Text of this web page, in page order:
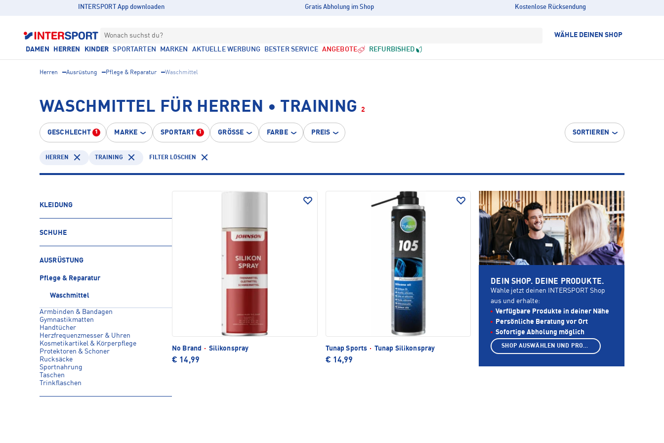
INTERSPORT App downloaden Gratis Abholung im Shop Kostenlose Rücksendung
Wonach suchst du? WÄHLE DEINEN SHOP
DAMEN HERREN KINDER SPORTARTEN MARKEN AKTUELLE WERBUNG BESTER SERVICE ANGEBOTE REFURBISHED
Herren Ausrüstung Pflege & Reparatur Waschmittel
WASCHMITTEL FÜR HERREN • TRAINING 2
GESCHLECHT 1 MARKE SPORTART 1 GRÖSSE FARBE PREIS SORTIEREN
HERREN TRAINING FILTER LÖSCHEN
KLEIDUNG
SCHUHE
AUSRÜSTUNG
Pflege & Reparatur
Waschmittel
Armbinden & Bandagen
Gymnastikmatten
Handtücher
Herzfrequenzmesser & Uhren
Kosmetikartikel & Körperpflege
Protektoren & Schoner
Rucksäcke
Sportnahrung
Taschen
Trinkflaschen
No Brand · Silikonspray
€ 14,99
Tunap Sports · Tunap Silikonspray
€ 14,99
DEIN SHOP. DEINE PRODUKTE.
Wähle jetzt deinen INTERSPORT Shop
aus und erhalte:
Verfügbare Produkte in deiner Nähe
Persönliche Beratung vor Ort
Sofortige Abholung möglich
SHOP AUSWÄHLEN UND PRODUKTE ANZEIGEN